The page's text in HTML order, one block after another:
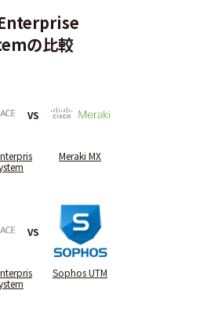
の比較
VS
Meraki MX
VS
Sophos UTM